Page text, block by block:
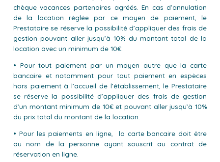
chèque vacances partenaires agréés. En cas d’annulation
de la location réglée par ce moyen de paiement, le
Prestataire se réserve la possibilité d’appliquer des frais de
gestion pouvant aller jusqu’à 10% du montant total de la
location avec un minimum de 10€.
• Pour tout paiement par un moyen autre que la carte
bancaire et notamment pour tout paiement en espèces
hors paiement à l’accueil de l’établissement, le Prestataire
se réserve la possibilité d’appliquer des frais de gestion
d’un montant minimum de 10€ et pouvant aller jusqu’à 10%
du prix total du montant de la location.
• Pour les paiements en ligne, la carte bancaire doit être
au nom de la personne ayant souscrit au contrat de
réservation en ligne.